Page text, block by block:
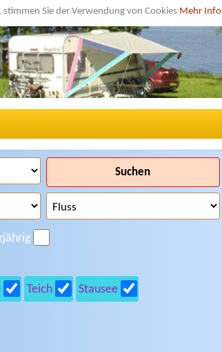
Sie der Verwendung von Cookies Mehr Info
Suchen
Teich Stausee